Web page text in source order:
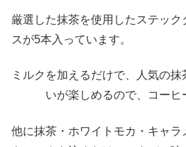
厳選した抹茶を使用したステッ
スが5本入っています。
ミルクを加えるだけで、人気の
いが楽しめるので、コーヒ
他に抹茶・ホワイトモカ・キャ